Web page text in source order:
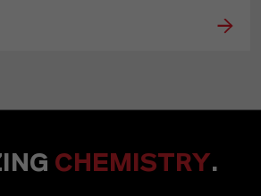
CHEMISTRY.